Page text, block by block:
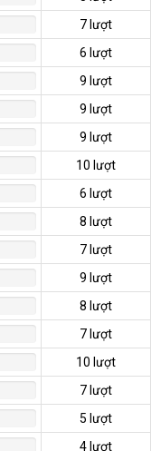
7 lượt
6 lượt
9 lượt
9 lượt
9 lượt
10 lượt
6 lượt
8 lượt
7 lượt
9 lượt
8 lượt
7 lượt
10 lượt
7 lượt
5 lượt
4 lượt